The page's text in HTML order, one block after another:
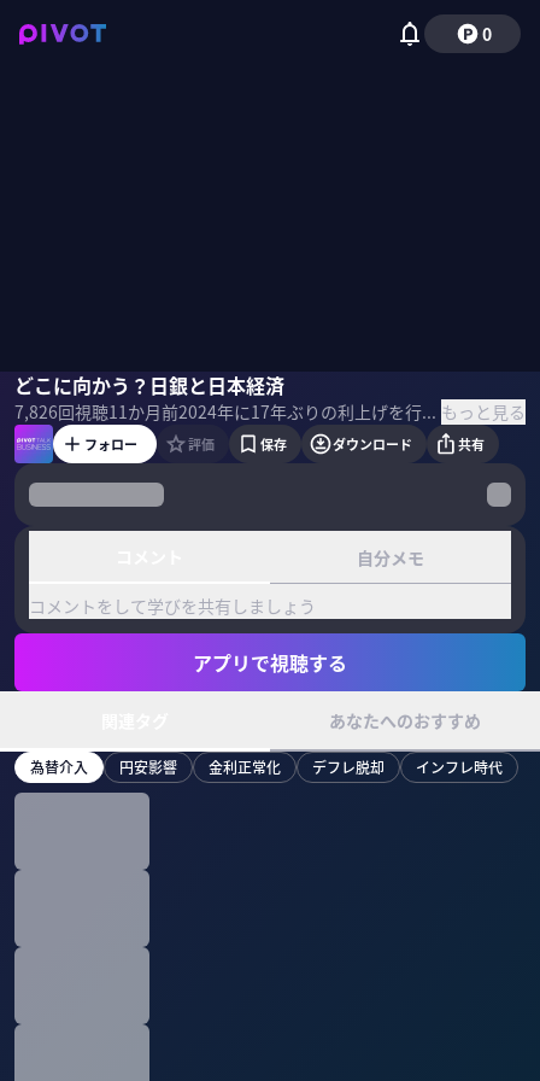
0
どこに向かう？日銀と日本経済
7,826回視聴11か月前 2024年に17年ぶりの利上げを行い、「金利のある世界」へと転換した日銀。追加利上げも一部予想される中、これまでの金融緩和政策が残したもの・出口戦略を整理する。元日銀審議員/慶應大・白井さゆり教授に、金融政策の過去・現在・未来を聞いた。 ＜ゲスト＞ 白井さゆり｜慶應義塾大学 総合政策学部 教授 専門は国際経済、国際金融。2011〜2016年 日本銀行の審議委員として金融政策や中央銀行の運営の決定に関与。現在は、国内外で多数の国際会議に参加。国際機関であるアジア開発銀行研究所（ADBI）にてサステナブル政策アドバイザーも務める。 ＜目次＞ もっと見る
白井さゆり野嶋紗己子
フォロー 評価 保存 ダウンロード 共有
自分メモ
コメントをして学びを共有しましょう
アプリで視聴する
あなたへのおすすめ
為替介入 円安影響 金利正常化 デフレ脱却 インフレ時代